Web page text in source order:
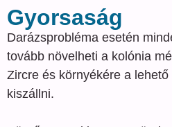
Gyorsaság
Darázsprobléma esetén
tovább növelheti a kolónia
Zircre és környékére a
kiszállni.